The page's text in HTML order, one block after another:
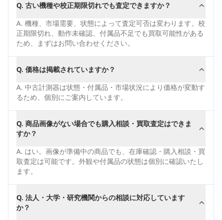
Q. 古い機種や校正期限切れでも査定できますか？
A. 機種、市場需要、状態によって査定可否は変わります。校
正期限切れ、動作未確認、付属品不足でも買取可能性がある
ため、まずはお問い合わせください。
Q. 価格は掲載されていますか？
A. 中古計測器は状態・付属品・市場状況により価格が変動す
るため、個別にご案内しています。
Q. 商品画像がない場合でも購入相談・買取査定はできま
すか？
A. はい。画像が準備中の商品でも、在庫確認・購入相談・買
取査定は可能です。外観や付属品の状態は個別に確認いたし
ます。
Q. 法人・大学・研究機関からの相談に対応しています
か？